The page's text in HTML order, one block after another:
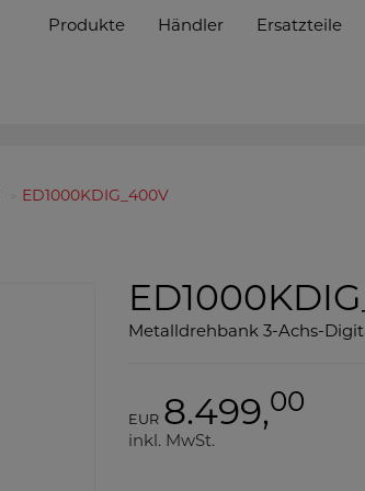
Produkte Händler Ersatzteile
ED1000KDIG_400V
Metalldrehbank 3-Achs-
EUR 8.499,00
inkl. MwSt.